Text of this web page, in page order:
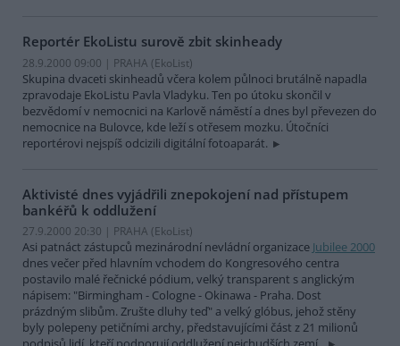
Reportér EkoListu surově zbit skinheady
28.9.2000 09:00 | PRAHA (EkoList)
Skupina dvaceti skinheadů včera kolem půlnoci brutálně napadla
zpravodaje EkoListu Pavla Vladyku. Ten po útoku skončil v
bezvědomí v nemocnici na Karlově náměstí a dnes byl převezen do
nemocnice na Bulovce, kde leží s otřesem mozku. Útočníci
reportérovi nejspíš odcizili digitální fotoaparát.
Aktivisté dnes vyjádřili znepokojení nad přístupem
bankéřů k oddlužení
27.9.2000 20:30 | PRAHA (EkoList)
Asi patnáct zástupců mezinárodní nevládní organizace Jubilee 2000
dnes večer před hlavním vchodem do Kongresového centra
postavilo malé řečnické pódium, velký transparent s anglickým
nápisem: "Birmingham - Cologne - Okinawa - Praha. Dost
prázdným slibům. Zrušte dluhy teď" a velký glóbus, jehož stěny
byly polepeny petičními archy, představujícími část z 21 milionů